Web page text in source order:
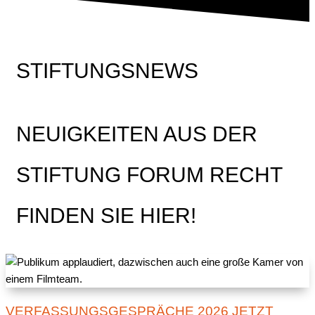
STIFTUNGSNEWS
NEUIGKEITEN AUS DER
STIFTUNG FORUM RECHT
FINDEN SIE HIER!
VERFASSUNGSGESPRÄCHE 2026 JETZT